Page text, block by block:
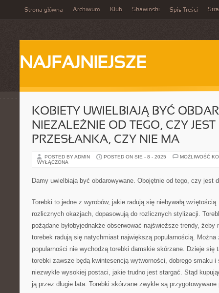
Strona główna Archiwum Klub Skawinski Spis Treści
NAJFAJNIEJSZE
KOBIETY UWIELBIAJĄ BYĆ
NIEZALEŻNIE OD TEGO, CZY
PRZESŁANKA, CZY NIE MA
POSTED BY ADMIN POSTED ON SIE - 8 - 2025
MOŻLIWOŚĆ
WYŁĄCZONA
Damy uwielbiają być obdarowywane. Obojętnie od tego, czy jest
Torebki to jedne z wyrobów, jakie radują się niebywałą
rozlicznych okazjach, dopasowują do rozlicznych stylizacji.
pożądane byłobyjednakże obserwować najświeższe trendy,
torebek radują się natychmiast największą popularnością.
popularności nie wychodzą torebki damskie skórzane. Dzieje
torebki zawsze będą kwintesencją wytworności, dobrego smaku
niezwykle wysokiej postaci, jakie trudno jest stargać. Stąd
ją przez długie lata. Torebki skórzane zwykle są